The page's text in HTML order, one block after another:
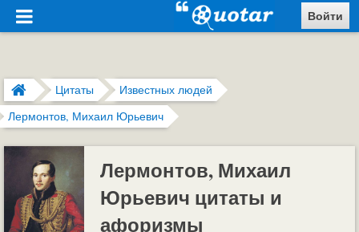
Войти
Цитаты
Известных людей
Лермонтов, Михаил Юрьевич
Лермонтов, Михаил
Юрьевич цитаты и
афоризмы